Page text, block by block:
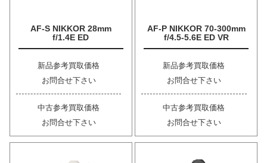
AF-S NIKKOR 28mm
f/1.4E ED
新品参考買取価格
お問合せ下さい
中古参考買取価格
お問合せ下さい
AF-P NIKKOR 70-300mm
f/4.5-5.6E ED VR
新品参考買取価格
お問合せ下さい
中古参考買取価格
お問合せ下さい